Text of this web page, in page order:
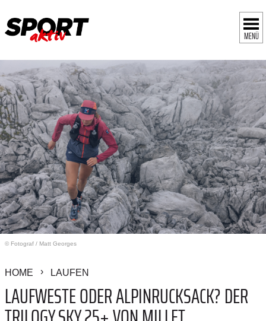
MENÜ
© Fotograf / Matt Georges
HOME LAUFEN
LAUFWESTE ODER ALPINRUCKSACK? DER